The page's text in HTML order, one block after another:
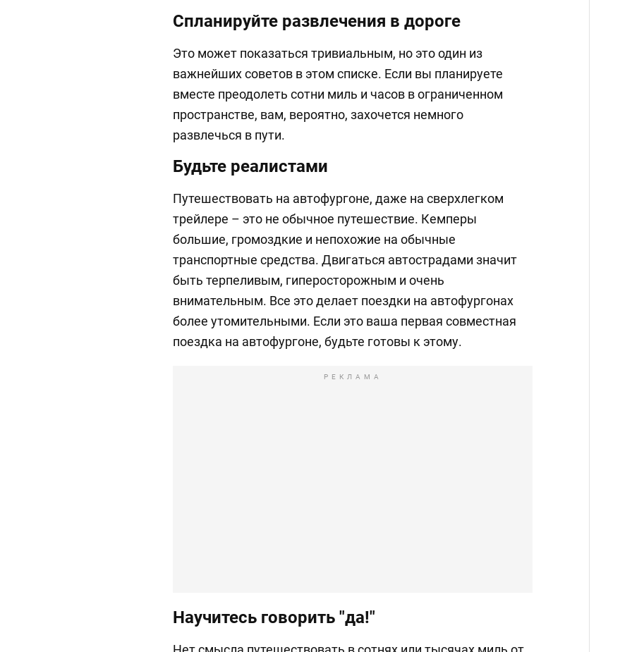
Спланируйте развлечения в дороге
Это может показаться тривиальным, но это один из
важнейших советов в этом списке. Если вы планируете
вместе преодолеть сотни миль и часов в ограниченном
пространстве, вам, вероятно, захочется немного
развлечься в пути.
Будьте реалистами
Путешествовать на автофургоне, даже на сверхлегком
трейлере – это не обычное путешествие. Кемперы
большие, громоздкие и непохожие на обычные
транспортные средства. Двигаться автострадами значит
быть терпеливым, гиперосторожным и очень
внимательным. Все это делает поездки на автофургонах
более утомительными. Если это ваша первая совместная
поездка на автофургоне, будьте готовы к этому.
РЕКЛАМА
Научитесь говорить "да!"